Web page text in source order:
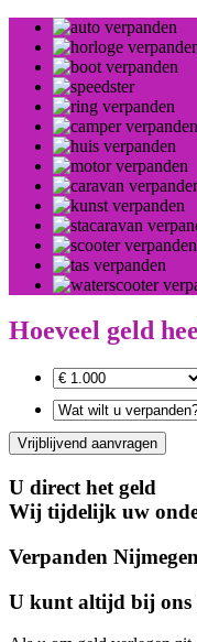
Hoeveel geld
Vrijblijvend aanvragen
U direct het geld
Wij tijdelijk uw
Verpanden Nijmegen
U kunt altijd bij ons